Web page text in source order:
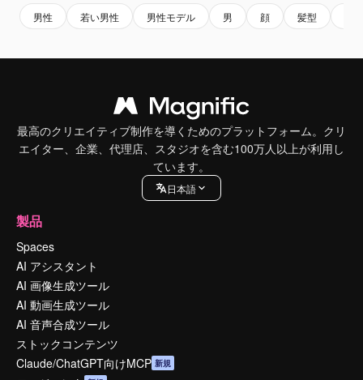
男性 若い男性 男性モデル 男 顔 髪型
最高のクリエイティブ制作を導くためのプラットフォーム。クリ
エイター、企業、代理店、スタジオを含む100万人以上が利用し
ています。
日本語
製品
Spaces
AI アシスタント
AI 画像生成ツール
AI 動画生成ツール
AI 音声合成ツール
ストックコンテンツ
Claude/ChatGPT向けMCP 新規